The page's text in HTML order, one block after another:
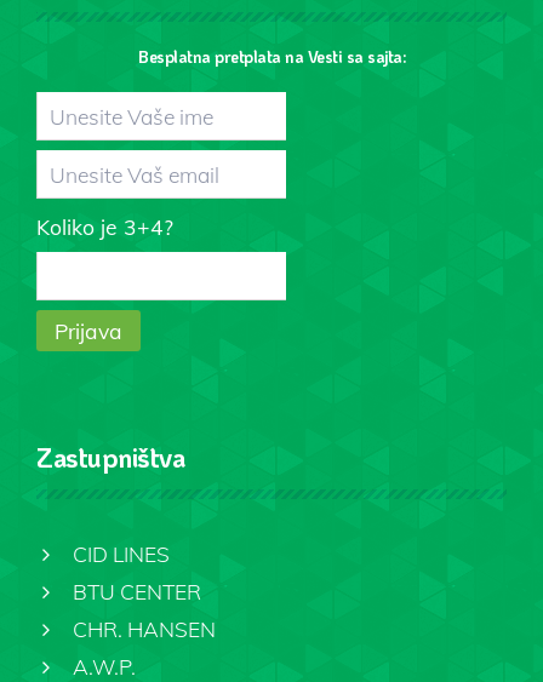
Besplatna pretplata na Vesti sa sajta:
Koliko je 3+4?
Zastupništva
CID LINES
BTU CENTER
CHR. HANSEN
A.W.P.